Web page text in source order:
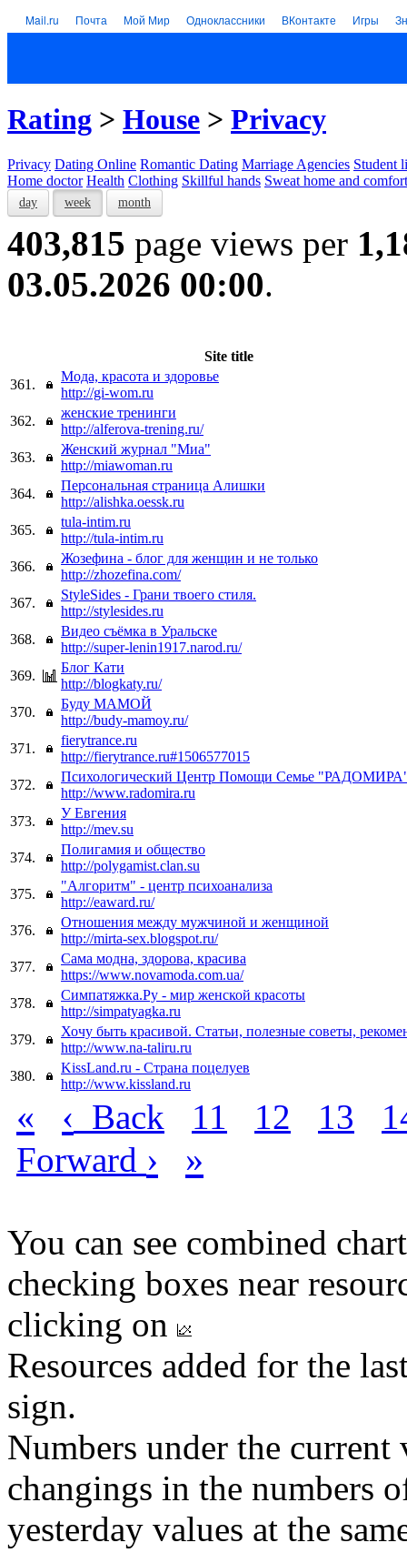
Mail.ru Почта Мой Мир Одноклассники ВКонтакте Игры
Rating > House > Privacy
Privacy Dating Online Romantic Dating Marriage Agencies Student
Home doctor Health Clothing Skillful hands Sweat home and comfort
day week month
403,815 page views per
03.05.2026 00:00.
Site title
361.
Мода, красота и здоровье
http://gi-wom.ru
362.
женские тренинги
http://alferova-trening.ru/
363.
Женский журнал "Миа"
http://miawoman.ru
364.
Персональная страница Алишки
http://alishka.oessk.ru
365.
tula-intim.ru
http://tula-intim.ru
366.
Жозефина - блог для женщин и не только
http://zhozefina.com/
367.
StyleSides - Грани твоего стиля.
http://stylesides.ru
368.
Видео съёмка в Уральске
http://super-lenin1917.narod.ru/
369.
Блог Кати
http://blogkaty.ru/
370.
Буду МАМОЙ
http://budy-mamoy.ru/
371.
fierytrance.ru
http://fierytrance.ru#1506577015
372.
Психологический Центр Помощи Семье
http://www.radomira.ru
373.
У Евгения
http://mev.su
374.
Полигамия и общество
http://polygamist.clan.su
375.
"Алгоритм" - центр психоанализа
http://eaward.ru/
376.
Отношения между мужчиной и женщиной
http://mirta-sex.blogspot.ru/
377.
Сама модна, здорова, красива
https://www.novamoda.com.ua/
378.
Симпатяжка.Ру - мир женской красоты
http://simpatyagka.ru
379.
Хочу быть красивой. Статьи, полезные советы,
http://www.na-taliru.ru
380.
KissLand.ru - Страна поцелуев
http://www.kissland.ru
« ‹ Back 11 12 13
Forward › »
You can see combined
checking boxes near
clicking on
Resources added for the
sign.
Numbers under the
changings in the numbers
yesterday values at the